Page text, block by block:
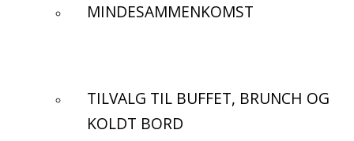
MINDESAMMENKOMST
TILVALG TIL BUFFET, BRUNCH OG
KOLDT BORD